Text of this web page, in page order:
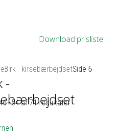
Download prisliste
Birk - kirsebærbejdsetSide 6
-
af 71 resultater